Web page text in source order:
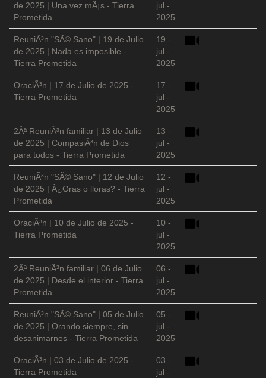
de 2025 | Una vez mÃ¡s - Tierra
Prometida
jul -
2025
ReuniÃ³n "SÃ© Sano" | 19 de Julio
de 2025 | Nada es imposible -
Tierra Prometida
19 -
jul -
2025
OraciÃ³n | 17 de Julio de 2025 -
Tierra Prometida
17 -
jul -
2025
2Âª ReuniÃ³n familiar | 13 de Julio
de 2025 | CompasiÃ³n de Dios
para todos - Tierra Prometida
13 -
jul -
2025
ReuniÃ³n "SÃ© Sano" | 12 de Julio
de 2025 | Â¿Oras o lloras? - Tierra
Prometida
12 -
jul -
2025
OraciÃ³n | 10 de Julio de 2025 -
Tierra Prometida
10 -
jul -
2025
2Âª ReuniÃ³n familiar | 06 de Julio
de 2025 | Desde el interior - Tierra
Prometida
06 -
jul -
2025
ReuniÃ³n "SÃ© Sano" | 05 de Julio
de 2025 | Orando siempre, sin
desanimarnos - Tierra Prometida
05 -
jul -
2025
OraciÃ³n | 03 de Julio de 2025 -
Tierra Prometida
03 -
jul -